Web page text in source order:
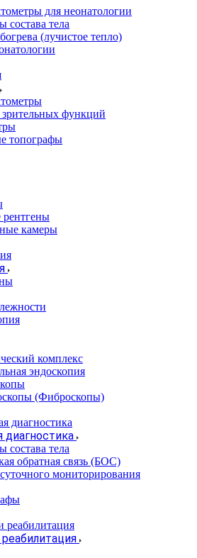
для неонатологии
состава тела
(лучистое тепло)
зрительных функций
топографы
рентгены
камеры
комплекс
эндоскопия
(Фиброcкопы)
диагностика
состава тела
обратная связь (БОС)
мониторирования